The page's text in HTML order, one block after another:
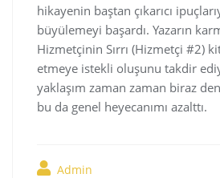
hikayenin baştan çıkarıcı
büyülemeyi başardı. Yazarın
Hizmetçinin Sırrı (Hizmetçi #2)
etmeye istekli oluşunu takdir
yaklaşım zaman zaman biraz
bu da genel heyecanımı azalttı.
Admin